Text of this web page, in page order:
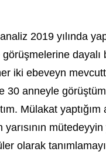
2019 yılında
dayalı
iki ebeveyn
30 anneyle
Mülakat
olarak